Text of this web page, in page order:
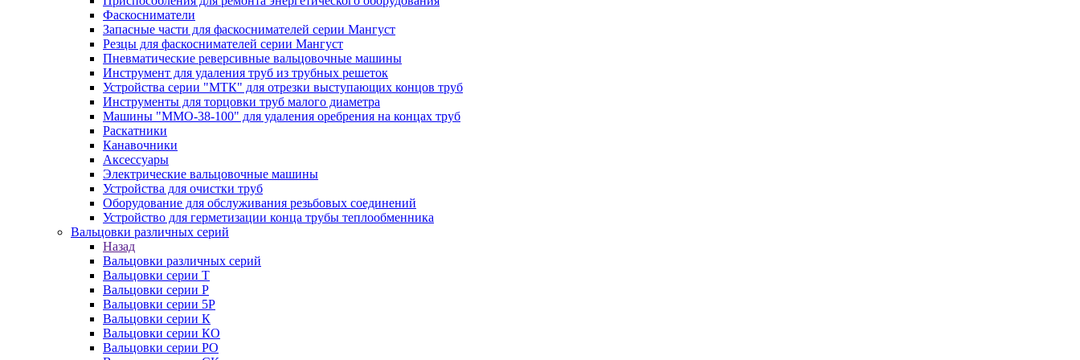
Фаскосниматели
Запасные части для фаскоснимателей серии Мангуст
Резцы для фаскоснимателей серии Мангуст
Пневматические реверсивные вальцовочные машины
Инструмент для удаления труб из трубных решеток
Устройства серии "МТК" для отрезки выступающих концов труб
Инструменты для торцовки труб малого диаметра
Машины "ММО-38-100" для удаления оребрения на концах труб
Раскатники
Канавочники
Аксессуары
Электрические вальцовочные машины
Устройства для очистки труб
Оборудование для обслуживания резьбовых соединений
Устройство для герметизации конца трубы теплообменника
Вальцовки различных серий
Назад
Вальцовки различных серий
Вальцовки серии Т
Вальцовки серии Р
Вальцовки серии 5Р
Вальцовки серии К
Вальцовки серии КО
Вальцовки серии РО